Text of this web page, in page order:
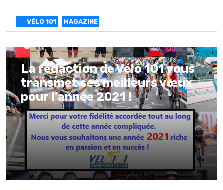
VÉLO 101 MAGAZINE
La rédaction de Vélo 101 vous
transmet ses meilleurs vœux
pour l’année 2021 !